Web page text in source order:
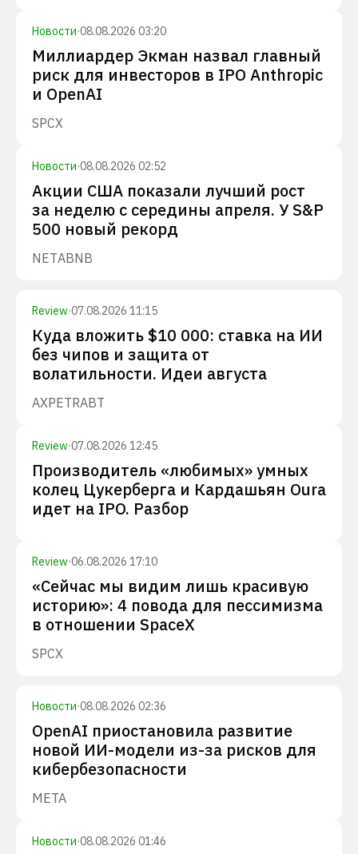
Новости·08.08.2026 03:20
Миллиардер Экман назвал главный
риск для инвесторов в IPO Anthropic
и OpenAI
SPCX
Новости·08.08.2026 02:52
Акции США показали лучший рост
за неделю с середины апреля. У S&P
500 новый рекорд
NETABNB
Review·07.08.2026 11:15
Куда вложить $10 000: ставка на ИИ
без чипов и защита от
волатильности. Идеи августа
AXPETRABT
Review·07.08.2026 12:45
Производитель «любимых» умных
колец Цукерберга и Кардашьян Oura
идет на IPO. Разбор
Review·06.08.2026 17:10
«Сейчас мы видим лишь красивую
историю»: 4 повода для пессимизма
в отношении SpaceX
SPCX
Новости·08.08.2026 02:36
OpenAI приостановила развитие
новой ИИ-модели из-за рисков для
кибербезопасности
META
Новости·08.08.2026 01:46